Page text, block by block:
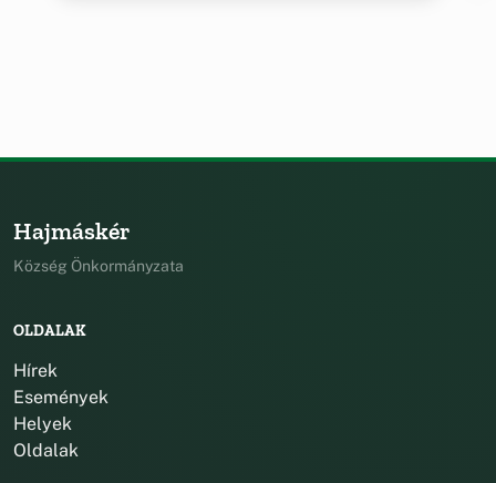
Hajmáskér
Község Önkormányzata
OLDALAK
Hírek
Események
Helyek
Oldalak